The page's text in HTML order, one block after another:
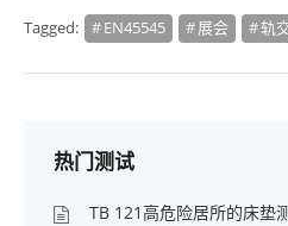
Tagged: EN45545 展会 轨
热门测试
TB 121高危险居所的床垫